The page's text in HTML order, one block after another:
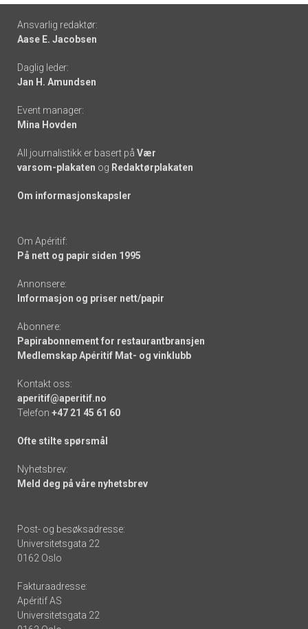
Footer
-
links
Ansvarlig redaktør:
Aase E. Jacobsen
Daglig leder:
Jan H. Amundsen
Event manager:
Mina Hovden
All journalistikk er basert på Vær
varsom-plakaten og Redaktørplakaten
Om informasjonskapsler
Om Apéritif:
På nett og papir siden 1995
Annonsere:
Informasjon og priser nett/papir
Abonnere:
Papirabonnement for restaurantbransjen
Medlemskap Apéritif Mat- og vinklubb
Kontakt oss:
aperitif@aperitif.no
Telefon +47 21 45 61 60
Ofte stilte spørsmål
Nyhetsbrev:
Meld deg på våre nyhetsbrev
Post- og besøksadresse:
Universitetsgata 22
0162 Oslo
Fakturaadresse:
Apéritif AS
Universitetsgata 22